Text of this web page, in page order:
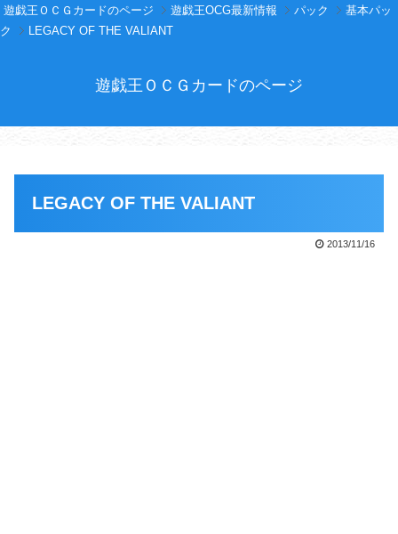
遊戯王ＯＣＧカードのページ 遊戯王OCG最新情報 パック
基本パッ
ク
LEGACY OF THE VALIANT
遊戯王ＯＣＧカードのページ
LEGACY OF THE VALIANT
2013/11/16